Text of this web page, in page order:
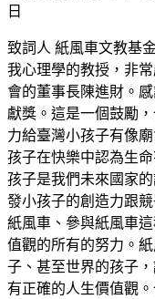
日
致詞人 紙風車文教基
我心理學的教授，非
會的董事長陳進財。
獻獎。這是一個鼓勵
力給臺灣小孩子有像
孩子在快樂中認為生
孩子是我們未來國家
發小孩子的創造力跟
紙風車、參與紙風車
值觀的所有的努力。
子、甚至世界的孩子
有正確的人生價值觀